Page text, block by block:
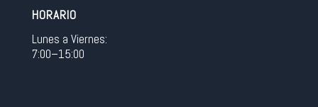
HORARIO
Lunes a Viernes:
7:00–15:00